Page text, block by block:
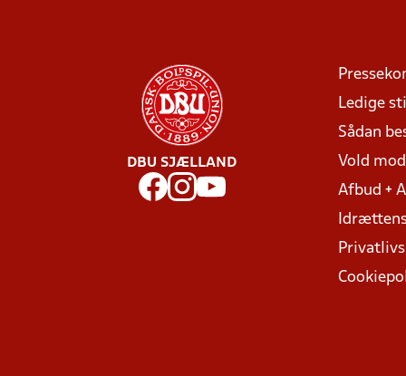
DBU SJÆLLAND
Ledige
Sådan
Vold
Afbud +